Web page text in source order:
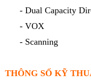
- Dual Capacity
- VOX
- Scanning
THÔNG SỐ KỸ